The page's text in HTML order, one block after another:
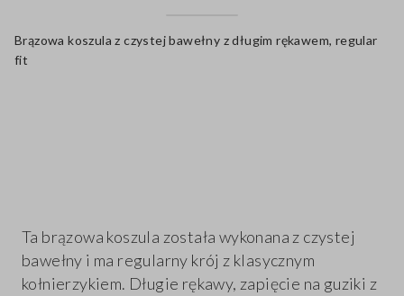
Brązowa koszula z czystej bawełny z długim rękawem, regular
fit
Ta brązowa koszula została wykonana z czystej
bawełny i ma regularny krój z klasycznym
kołnierzykiem. Długie rękawy, zapięcie na guziki z